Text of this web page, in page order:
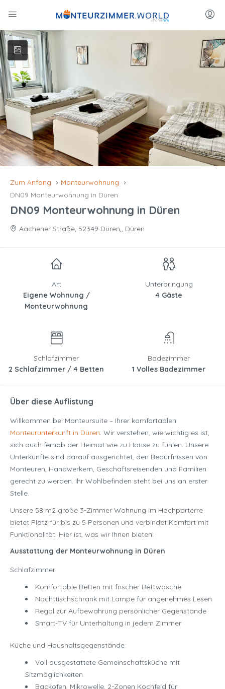
Zum Anfang
Monteurwohnung
DN09 Monteurwohnung in Düren
DN09 Monteurwohnung in Düren
Aachener Straße, 52349 Düren,, Düren
Art
Eigene Wohnung /
Monteurwohnung
Unterbringung
4 Gäste
Schlafzimmer
2 Schlafzimmer / 4 Betten
Badezimmer
1 Volles Badezimmer
Über diese Auflistung
Willkommen bei Monteursuite – Ihrer komfortablen
Monteurunterkunft in Düren. Wir verstehen, wie wichtig es ist,
sich auch fernab der Heimat wie zu Hause zu fühlen. Unsere
Unterkünfte sind darauf ausgerichtet, den Bedürfnissen von
Monteuren, Handwerkern, Geschäftsreisenden und Familien
gerecht zu werden. Ihr Wohlbefinden steht bei uns an erster
Stelle.
Unsere 58 m2 große 3-Zimmer Wohnung im Hochparterre
bietet Platz für bis zu 5 Personen und verbindet Komfort mit
Funktionalität. Hier ist, was wir Ihnen bieten:
Ausstattung der Monteurwohnung in Düren
Schlafzimmer:
Komfortable Betten mit frischer Bettwäsche
Nachttischschrank mit Lampe für angenehmes Lesen
Regal zur Aufbewahrung persönlicher Gegenstände
Smart-TV für Unterhaltung in jedem Zimmer
Küche und Haushaltsgegenstände:
Voll ausgestattete Gemeinschaftsküche mit
Sitzmöglichkeiten
Backofen, Mikrowelle, 2-Zonen Kochfeld für